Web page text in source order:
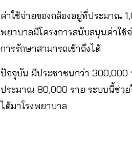
ค่าใช้จ่ายของกล้องอยู่ที่ประมาณ
พยาบาลมีโครงการสนับสนุนค่าใ
การรักษาสามารถเข้าถึงได้
ปัจจุบัน มีประชาชนกว่า 300,000
ประมาณ 80,000 ราย ระบบนี้ช่ว
ได้มาโรงพยาบาล